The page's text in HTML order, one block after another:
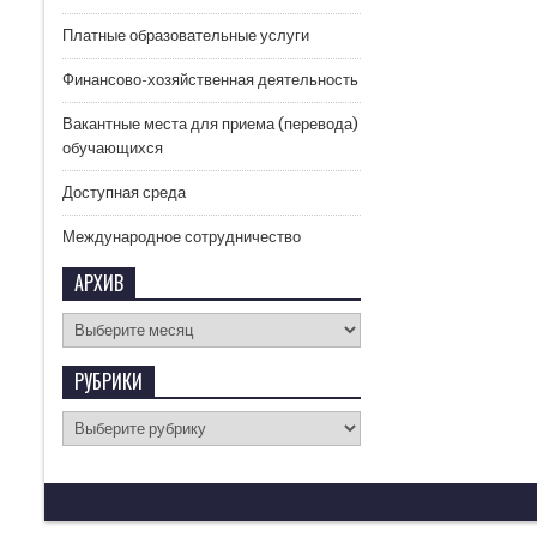
Платные образовательные услуги
Финансово-хозяйственная деятельность
Вакантные места для приема (перевода)
обучающихся
Доступная среда
Международное сотрудничество
АРХИВ
РУБРИКИ